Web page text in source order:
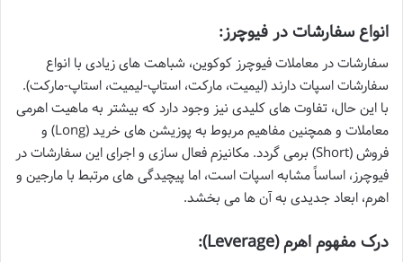
انواع سفارشات در فیوچرز:
سفارشات در معاملات فیوچرز کوکوین، شباهت های زیادی با انواع
سفارشات اسپات دارند (لیمیت، مارکت، استاپ-لیمیت، استاپ-مارکت).
با این حال، تفاوت های کلیدی نیز وجود دارد که بیشتر به ماهیت اهرمی
معاملات و همچنین مفاهیم مربوط به پوزیشن های خرید (Long) و
فروش (Short) برمی گردد. مکانیزم فعال سازی و اجرای این سفارشات در
فیوچرز، اساساً مشابه اسپات است، اما پیچیدگی های مرتبط با مارجین و
اهرم، ابعاد جدیدی به آن ها می بخشد.
درک مفهوم اهرم (Leverage):